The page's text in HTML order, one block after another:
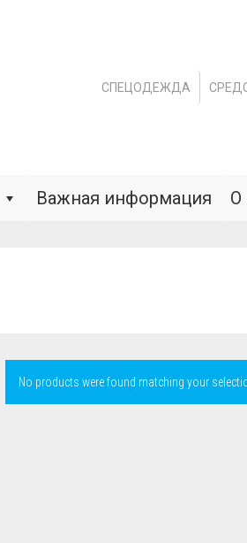
СПЕЦОДЕЖДА
Важная информация О
No products were found matching your